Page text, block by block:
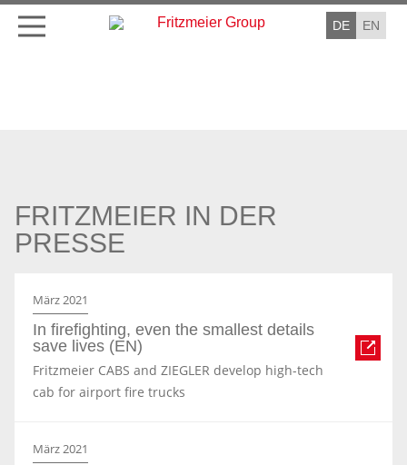
DE EN
FRITZMEIER IN DER
PRESSE
März 2021
In firefighting, even the smallest details
save lives (EN)
Fritzmeier CABS and ZIEGLER develop high-tech
cab for airport fire trucks
März 2021